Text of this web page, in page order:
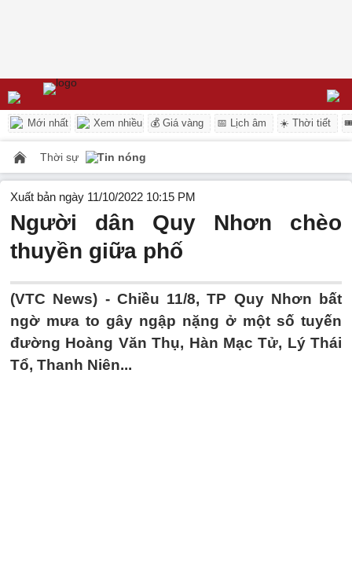
Mới nhất Xem nhiều 💰 Giá vàng 📅 Lịch âm ☀️ Thời tiết
Thời sự Tin nóng
Xuất bản ngày 11/10/2022 10:15 PM
Người dân Quy Nhơn chèo
thuyền giữa phố
(VTC News) - Chiều 11/8, TP Quy Nhơn bất
ngờ mưa to gây ngập nặng ở một số tuyến
đường Hoàng Văn Thụ, Hàn Mạc Tử, Lý Thái
Tổ, Thanh Niên...